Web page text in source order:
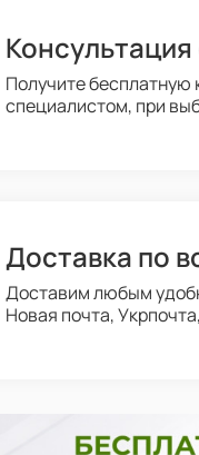
Получите
специалистом, при
Доставка по
Доставим любым
Новая почта,